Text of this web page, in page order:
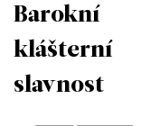
Barokní
klášterní
slavnost